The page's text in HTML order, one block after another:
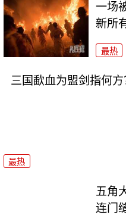
一场
新所
最热
三国歃血为盟剑指何方
最热
五角
连门